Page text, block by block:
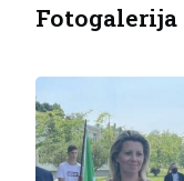
Fotogalerija